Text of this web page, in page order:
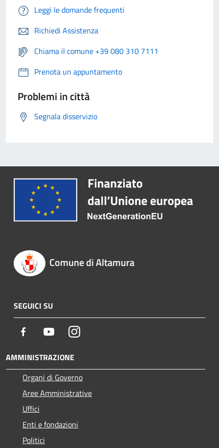
Leggi le domande frequenti
Richiedi Assistenza
Chiama il comune +39 080 310 7111
Prenota un appuntamento
Problemi in città
Segnala disservizio
Comune di Altamura
SEGUICI SU
Facebook YoutubeInstagram
AMMINISTRAZIONE
Organi di Governo
Aree Amministrative
Uffici
Enti e fondazioni
Politici